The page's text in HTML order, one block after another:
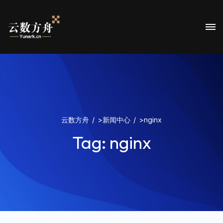
云数方舟 >新闻中心 >nginx
Tag: nginx